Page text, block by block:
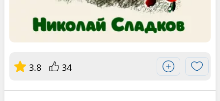
3.8 34